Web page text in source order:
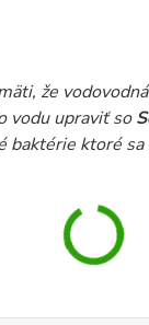
že
vodu upraviť so
baktérie ktoré